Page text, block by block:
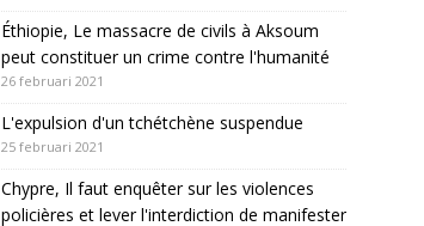
Éthiopie, Le massacre de civils à Aksoum
peut constituer un crime contre l'humanité
26 februari 2021
L'expulsion d'un tchétchène suspendue
25 februari 2021
Chypre, Il faut enquêter sur les violences
policières et lever l'interdiction de manifester